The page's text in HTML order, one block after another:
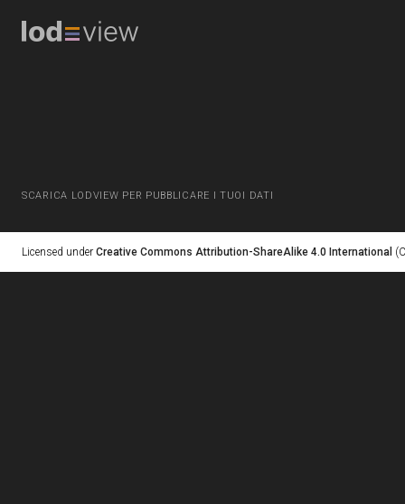
SCARICA LODVIEW PER PUBBLICARE I TUOI DATI
Licensed under Creative Commons Attribution-ShareAlike 4.0 International